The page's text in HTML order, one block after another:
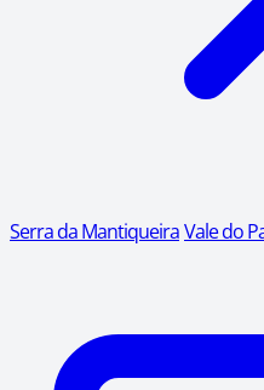
Serra da MantiqueiraVale do